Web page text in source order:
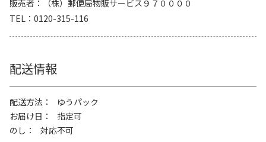
販売者
（株）郵便局物販サービス９７００００
TEL
0120-315-116
配送情報
配送方法
ゆうパック
お届け日
指定可
のし
対応不可